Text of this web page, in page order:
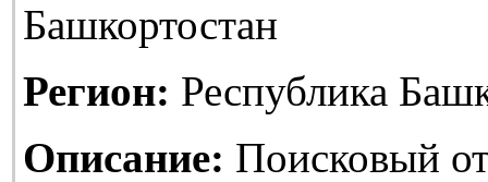
Башкортостан
Регион: Республика
Описание: Поисковый